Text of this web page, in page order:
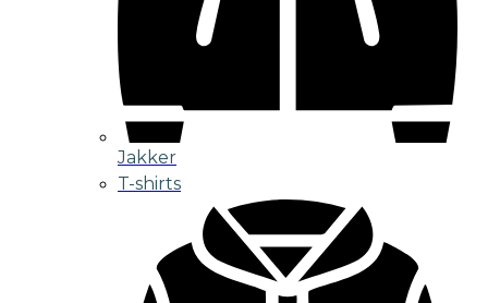
Jakker
T-shirts